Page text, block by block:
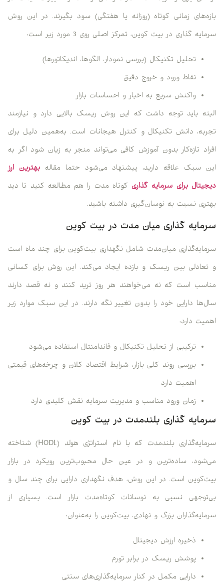
بازه‌های زمانی کوتاه (روزانه یا هفتگی) سود بگیرند. در این روش
سرمایه گذاری در بیت کوین، تمرکز اصلی روی 3 مورد زیر است:
تحلیل تکنیکال (بررسی نمودار، الگوها، اندیکاتورها)
نقاط ورود و خروج دقیق
واکنش سریع به اخبار و احساسات بازار
البته باید توجه داشت که این روش ریسک بالایی دارد و نیازمند
تجربه، دانش تکنیکال و کنترل هیجانات است. به‌همین دلیل برای
افراد تازه‌کار بدون آموزش کافی می‌تواند منجر به زیان شود اگر به
این سبک علاقه دارید، پیشنهاد می‌شود حتما مقالهبهترین ارز
دیجیتال برای سرمایه گذاری کوتاه مدت را هم مطالعه کنید تا دید
بهتری نسبت به نوسان‌گیری داشته باشید.
سرمایه‌ گذاری میان‌ مدت در بیت‌ کوین
سرمایه‌گذاری میان‌مدت شامل نگهداری بیت‌کوین برای چند ماه است
و تعادلی بین ریسک و بازده ایجاد می‌کند. این روش برای کسانی
مناسب است که نه می‌خواهند هر روز ترید کنند و نه قصد دارند
سال‌ها دارایی خود را بدون تغییر نگه دارند. در این سبک موارد زیر
اهمیت دارد:
ترکیبی از تحلیل تکنیکال و فاندامنتال استفاده می‌شود
بررسی روند کلی بازار، شرایط اقتصاد کلان و چرخه‌های قیمتی
اهمیت دارد
زمان ورود مناسب و مدیریت سرمایه نقش کلیدی دارد
سرمایه‌ گذاری بلندمدت در بیت‌ کوین
سرمایه‌گذاری بلندمدت که با نام استراتژی هولد (HODL) شناخته
می‌شود، ساده‌ترین و در عین حال محبوب‌ترین رویکرد در بازار
بیت‌کوین است. در این روش، هدف نگهداری دارایی برای چند سال و
بی‌توجهی نسبی به نوسانات کوتاه‌مدت بازار است. بسیاری از
سرمایه‌گذاران بزرگ و نهادی، بیت‌کوین را به‌عنوان:
ذخیره ارزش دیجیتال
پوشش ریسک در برابر تورم
دارایی مکمل در کنار سرمایه‌گذاری‌های سنتی